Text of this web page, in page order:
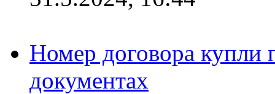
Номер договора купли
документах